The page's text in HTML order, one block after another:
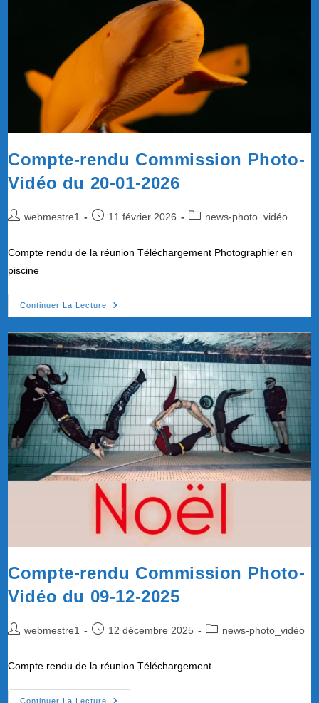
Compte-rendu Commission Photo-
Vidéo du 20-01-2026
Auteur/autrice
publication :
webmestre1
Publication
11 février 2026
Postnews-photo_vidéo
Compte rendu de la réunion Téléchargement Photographier en
piscine
Continuer La Lecture
Compte-
Rendu
Photo-
Vidéo
Du
20-
01-
2026
Compte-rendu Commission Photo-
Vidéo du 09-12-2025
Auteur/autrice
publication :
webmestre1
Publication
12 décembre 2025
Postnews-photo_vidéo
Compte rendu de la réunion Téléchargement
Continuer La Lecture